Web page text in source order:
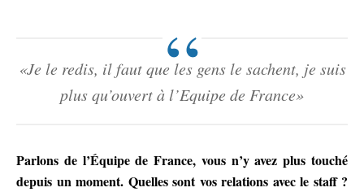
«Je le redis, il faut que les gens le sachent, je suis
plus qu’ouvert à l’Equipe de France»
Parlons de l’Équipe de France, vous n’y avez plus touché
depuis un moment. Quelles sont vos relations avec le staff ?